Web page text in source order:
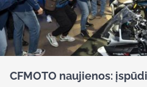
CFMOTO naujienos: